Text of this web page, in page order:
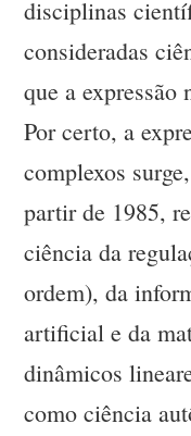
disciplinas
consideradas
que a expressão
Por certo, a
complexos
partir de 1985,
ciência da
ordem), da
artificial e da
dinâmicos
como ciência